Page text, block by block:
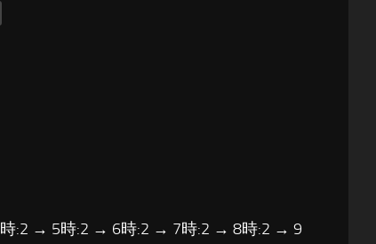
:2 → 5時:2 → 6時:2 → 7時:2 → 8時:2 → 9